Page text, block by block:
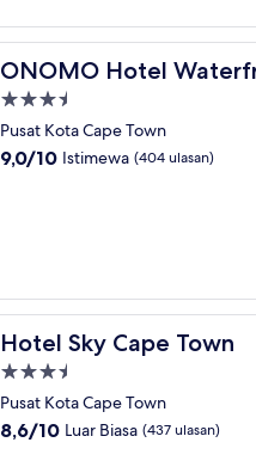
ONOMO Hotel
ONOMO Hotel Waterfront
Properti
bintang
3.5
Pusat Kota Cape Town
9.0
9,0/10 Istimewa (404 ulasan)
Hotel Sky Cape Town
Hotel Sky Cape Town
Properti
bintang
3.5
Pusat Kota Cape Town
8.6
8,6/10 Luar Biasa (437 ulasan)